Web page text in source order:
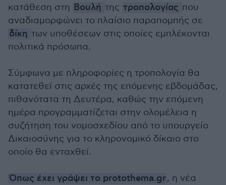
κατάθεση στη Βουλή της τροπολογίας που
αναδιαμορφώνει το πλαίσιο παραπομπής σε
δίκη των υποθέσεων στις οποίες εμπλέκονται
πολιτικά πρόσωπα.
Σύμφωνα με πληροφορίες η τροπολογία θα
κατατεθεί στις αρχές της επόμενης εβδομάδας,
πιθανότατα τη Δευτέρα, καθώς την επόμενη
ημέρα προγραμματίζεται στην ολομέλεια η
συζήτηση του νομοσχεδίου από το υπουργείο
Δικαιοσύνης για το κληρονομικό δίκαιο στο
οποίο θα ενταχθεί.
Όπως έχει γράψει το protothema.gr, η νέα